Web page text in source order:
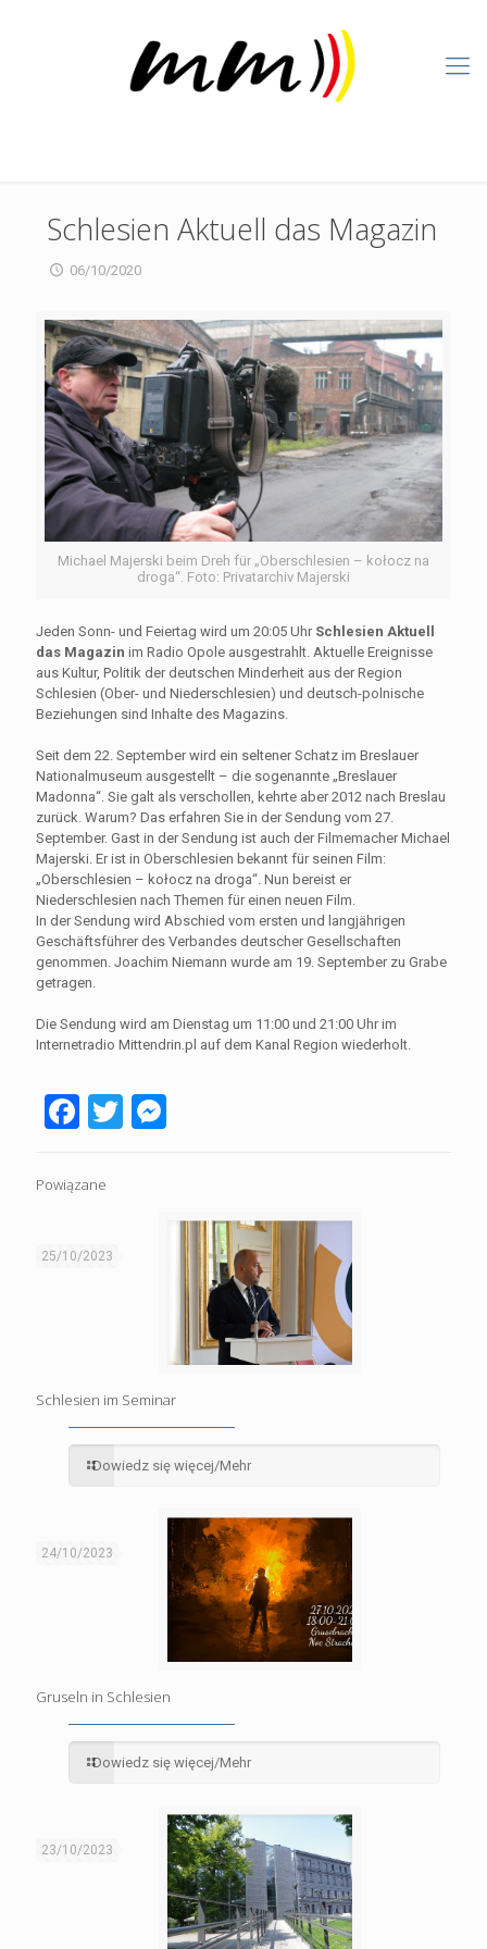
Schlesien Aktuell das Magazin
06/10/2020
Michael Majerski beim Dreh für „Oberschlesien – kołocz na
droga“. Foto: Privatarchiv Majerski
Jeden Sonn- und Feiertag wird um 20:05 Uhr Schlesien Aktuell
das Magazin im Radio Opole ausgestrahlt. Aktuelle Ereignisse
aus Kultur, Politik der deutschen Minderheit aus der Region
Schlesien (Ober- und Niederschlesien) und deutsch-polnische
Beziehungen sind Inhalte des Magazins.
Seit dem 22. September wird ein seltener Schatz im Breslauer
Nationalmuseum ausgestellt – die sogenannte „Breslauer
Madonna“. Sie galt als verschollen, kehrte aber 2012 nach Breslau
zurück. Warum? Das erfahren Sie in der Sendung vom 27.
September. Gast in der Sendung ist auch der Filmemacher Michael
Majerski. Er ist in Oberschlesien bekannt für seinen Film:
„Oberschlesien – kołocz na droga“. Nun bereist er
Niederschlesien nach Themen für einen neuen Film.
In der Sendung wird Abschied vom ersten und langjährigen
Geschäftsführer des Verbandes deutscher Gesellschaften
genommen. Joachim Niemann wurde am 19. September zu Grabe
getragen.
Die Sendung wird am Dienstag um 11:00 und 21:00 Uhr im
Internetradio Mittendrin.pl auf dem Kanal Region wiederholt.
Facebook
TwitterMessenger
Powiązane
25/10/2023
Schlesien im Seminar
Dowiedz się więcej/Mehr
24/10/2023
Gruseln in Schlesien
Dowiedz się więcej/Mehr
23/10/2023